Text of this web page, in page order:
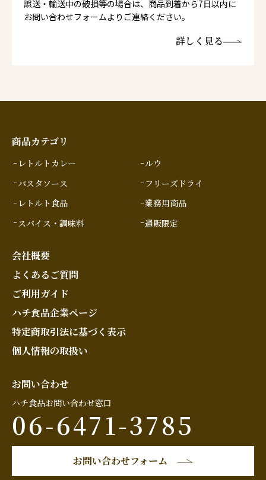
誤送・輸送中の破損等の場合は、商品到着から7日以内に
お問い合わせフォームよりご連絡ください。
詳しく見る
商品カテゴリ
レトルトカレー
パスタソース
レトルト食品
スパイス・調味料
ルウ
フリーズドライ
業務用商品
通販限定
会社概要
よくあるご質問
ご利用ガイド
ハチ食品企業ページ
特定商取引法に基づく表示
個人情報の取扱い
お問い合わせ
ハチ食品お問い合わせ窓口
06-6471-3785
お問い合わせフォーム